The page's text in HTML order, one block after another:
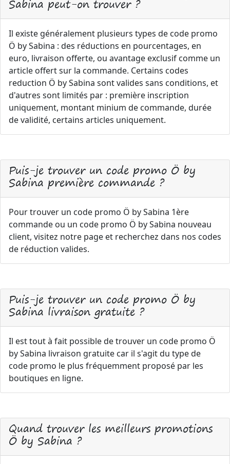
Sabina peut-on trouver ?
Il existe généralement plusieurs types de code promo
Ö by Sabina : des réductions en pourcentages, en
euro, livraison offerte, ou avantage exclusif comme un
article offert sur la commande. Certains codes
reduction Ö by Sabina sont valides sans conditions, et
d'autres sont limités par : première inscription
uniquement, montant minium de commande, durée
de validité, certains articles uniquement.
Puis-je trouver un code promo Ö by
Sabina première commande ?
Pour trouver un code promo Ö by Sabina 1ère
commande ou un code promo Ö by Sabina nouveau
client, visitez notre page et recherchez dans nos codes
de réduction valides.
Puis-je trouver un code promo Ö by
Sabina livraison gratuite ?
Il est tout à fait possible de trouver un code promo Ö
by Sabina livraison gratuite car il s'agit du type de
code promo le plus fréquemment proposé par les
boutiques en ligne.
Quand trouver les meilleurs promotions
Ö by Sabina ?